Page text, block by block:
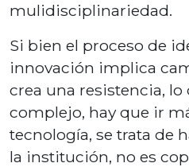
mulidisciplinariedad.
Si bien el proceso de
innovación implica
crea una resistencia, lo
complejo, hay que ir
tecnología, se trata de
la institución, no es